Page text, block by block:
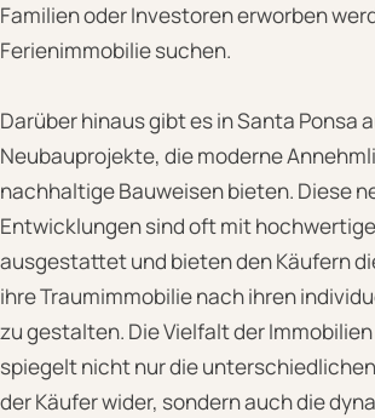
Familien oder Investoren erworben
Ferienimmobilie suchen.
Darüber hinaus gibt es in Santa Ponsa
Neubauprojekte, die moderne
nachhaltige Bauweisen bieten. Diese
Entwicklungen sind oft mit
ausgestattet und bieten den Käufern
ihre Traumimmobilie nach ihren
zu gestalten. Die Vielfalt der
spiegelt nicht nur die
der Käufer wider, sondern auch die